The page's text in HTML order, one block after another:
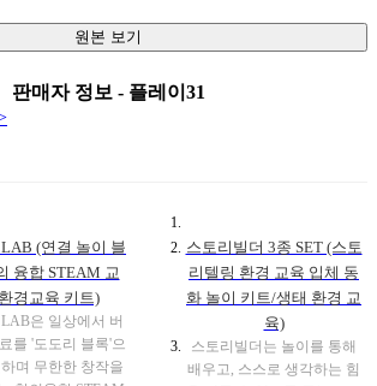
원본 보기
판매자 정보 - 플레이31
(연결 놀이 블
융합 STEAM 교
경교육 키트)
은 일상에서 버
를 '도도리 블록'으
며 무한한 창작을
스토리빌더 3종 SET (스토
리텔링 환경 교육 입체 동
화 놀이 키트/생태 환경 교
육)
스토리빌더는 놀이를 통해
배우고, 스스로 생각하는 힘